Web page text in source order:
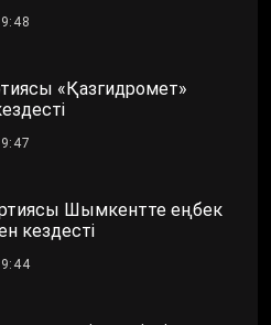
«Қазгидромет»
Шымкентте еңбек
кездесті